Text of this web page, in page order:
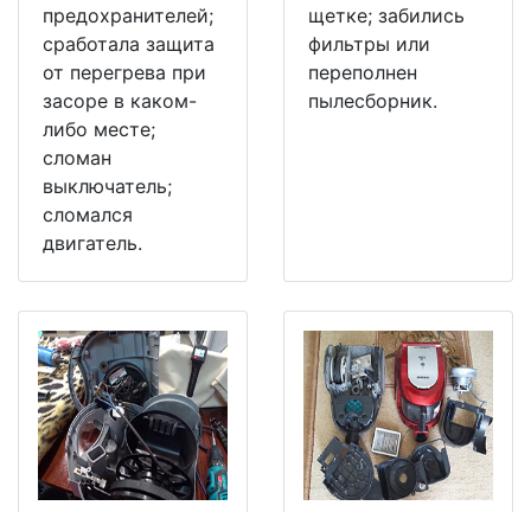
предохранителей;
сработала защита
от перегрева при
засоре в каком-
либо месте;
сломан
выключатель;
сломался
двигатель.
щетке; забились
фильтры или
переполнен
пылесборник.